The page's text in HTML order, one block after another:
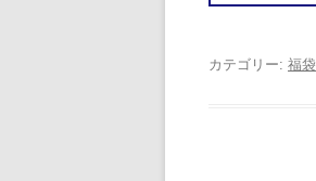
カテゴリー: 福袋